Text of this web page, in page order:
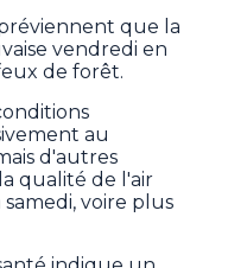
que la
vendredi en
de forêt.
au
d'autres
qualité de l'air
voire plus